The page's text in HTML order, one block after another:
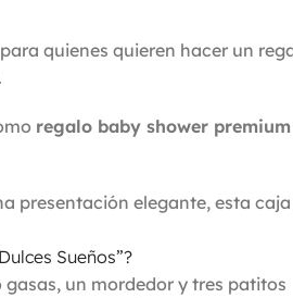
quienes quieren hacer un
regalo baby shower premium
presentación elegante, esta
Sueños”?
un mordedor y tres patitos